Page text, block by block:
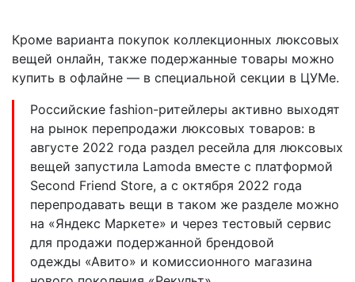
Кроме варианта покупок коллекционных люксовых
вещей онлайн, также подержанные товары можно
купить в офлайне — в специальной секции в ЦУМе.
Российские fashion-ритейлеры активно выходят
на рынок перепродажи люксовых товаров: в
августе 2022 года раздел ресейла для люксовых
вещей запустила Lamoda вместе с платформой
Second Friend Store, а с октября 2022 года
перепродавать вещи в таком же разделе можно
на «Яндекс Маркете» и через тестовый сервис
для продажи подержанной брендовой
одежды «Авито» и комиссионного магазина